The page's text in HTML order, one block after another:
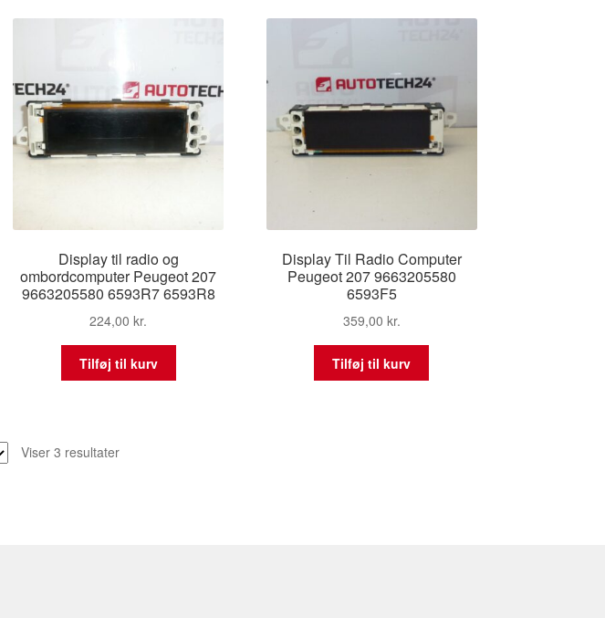
Display til radio og
ombordcomputer Peugeot 207
9663205580 6593R7 6593R8
224,00kr.
Tilføj til kurv
Display Til Radio Computer
Peugeot 207 9663205580
6593F5
359,00 kr.
Tilføj til kurv
Viser 3 resultaterSorteret